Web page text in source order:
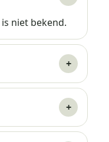
niet bekend.